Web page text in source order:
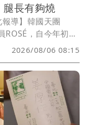
腿長有夠燒
報導】韓國天團
ROSÉ，自今年初接
的全球品牌大使
她形象照中的同款
如今品牌又釋出女
換上一系列丹寧
閒造型詮釋Loose
細、腿長的慵懶美
波粉絲搶購潮。
2026/08/06 08:15